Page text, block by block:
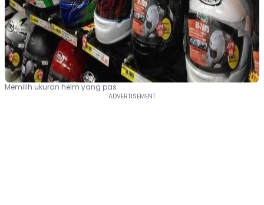
Memilih ukuran helm yang pas